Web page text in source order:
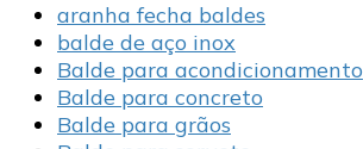
aranha fecha baldes
balde de aço inox
Balde para acondicionamento
Balde para concreto
Balde para grãos